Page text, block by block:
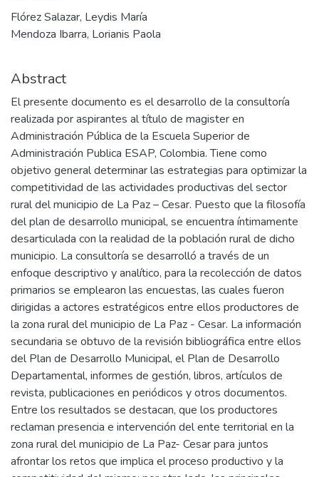
Flórez Salazar, Leydis María
Mendoza Ibarra, Lorianis Paola
Abstract
El presente documento es el desarrollo de la consultoría
realizada por aspirantes al título de magister en
Administración Pública de la Escuela Superior de
Administración Publica ESAP, Colombia. Tiene como
objetivo general determinar las estrategias para optimizar la
competitividad de las actividades productivas del sector
rural del municipio de La Paz – Cesar. Puesto que la filosofía
del plan de desarrollo municipal, se encuentra íntimamente
desarticulada con la realidad de la población rural de dicho
municipio. La consultoría se desarrolló a través de un
enfoque descriptivo y analítico, para la recolección de datos
primarios se emplearon las encuestas, las cuales fueron
dirigidas a actores estratégicos entre ellos productores de
la zona rural del municipio de La Paz - Cesar. La información
secundaria se obtuvo de la revisión bibliográfica entre ellos
del Plan de Desarrollo Municipal, el Plan de Desarrollo
Departamental, informes de gestión, libros, artículos de
revista, publicaciones en periódicos y otros documentos.
Entre los resultados se destacan, que los productores
reclaman presencia e intervención del ente territorial en la
zona rural del municipio de La Paz- Cesar para juntos
afrontar los retos que implica el proceso productivo y la